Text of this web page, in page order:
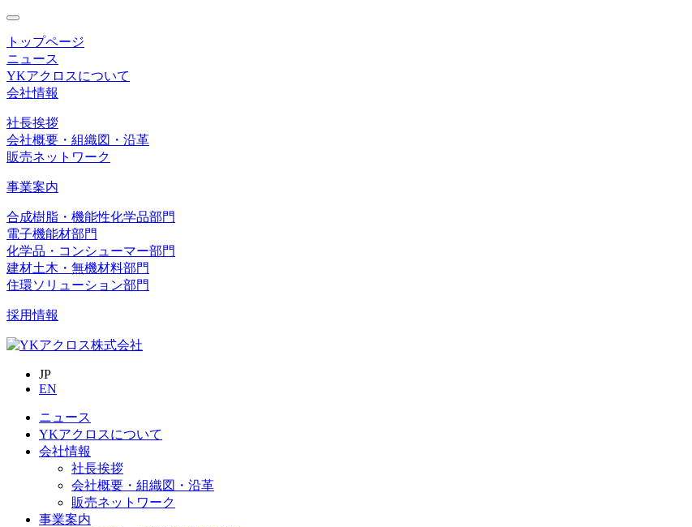
toggle
navigation
トップページ
ニュース
YKアクロスについて
会社情報
社長挨拶
会社概要・組織図・沿革
販売ネットワーク
事業案内
合成樹脂・機能性化学品部門
電子機能材部門
化学品・コンシューマー部門
建材土木・無機材料部門
住環ソリューション部門
採用情報
JP
EN
ニュース
YKアクロスについて
会社情報
社長挨拶
会社概要・組織図・沿革
販売ネットワーク
事業案内